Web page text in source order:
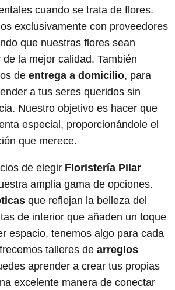
cuando se trata de flores.
exclusivamente con proveedores
que nuestras flores sean
la mejor calidad. También
de entrega a domicilio, para
a tus seres queridos sin
Nuestro objetivo es hacer que
especial, proporcionándole el
que merece.
de elegir Floristería Pilar
amplia gama de opciones.
que reflejan la belleza del
de interior que añaden un toque
espacio, tenemos algo para cada
talleres de arreglos
aprender a crear tus propias
excelente manera de conectar